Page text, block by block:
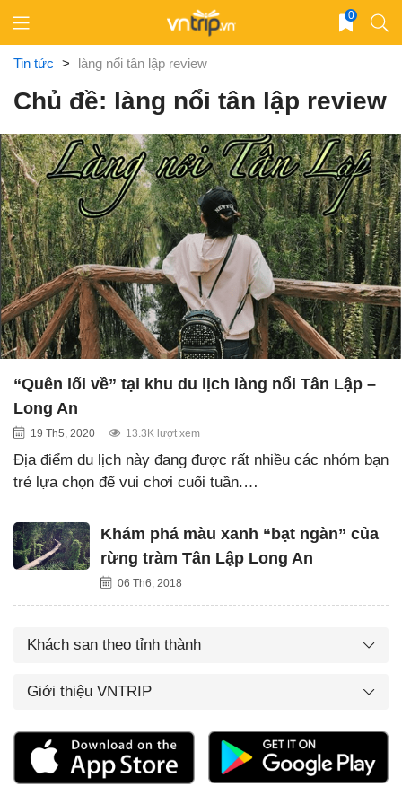
content
0
Tin tức > làng nổi tân lập review
Chủ đề: làng nổi tân lập review
“Quên lối về” tại khu du lịch làng nổi Tân Lập –
Long An
19 Th5, 2020 13.3K lượt xem
Địa điểm du lịch này đang được rất nhiều các nhóm bạn
trẻ lựa chọn để vui chơi cuối tuần.…
Khám phá màu xanh “bạt ngàn” của
rừng tràm Tân Lập Long An
06 Th6, 2018
Khách sạn theo tỉnh thành
Giới thiệu VNTRIP